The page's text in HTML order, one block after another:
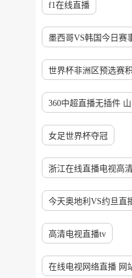
f1在线直播
墨西哥VS韩国今日赛
世界杯非洲区预选赛
360中超直播无插件
女足世界杯夺冠
浙江在线直播电视高
今天奥地利VS约旦直
高清电视直播tv
在线电视网络直播 网